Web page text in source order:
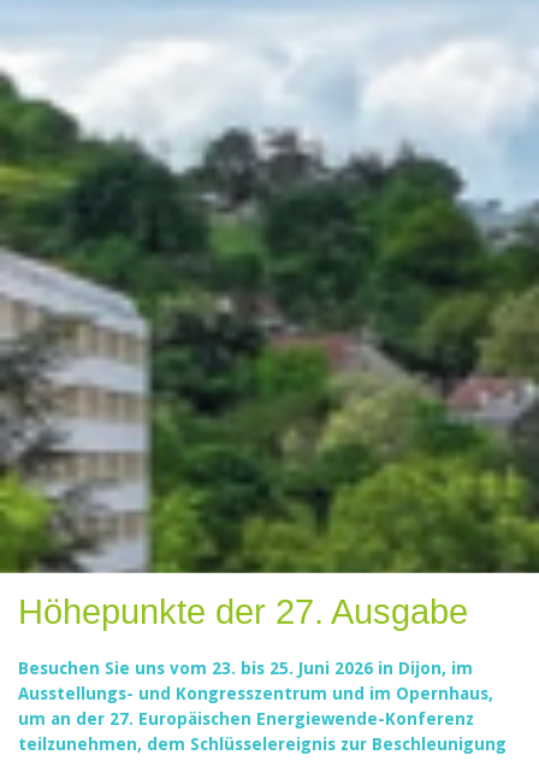
Höhepunkte der 27. Ausgabe
Besuchen Sie uns vom 23. bis 25. Juni 2026 in Dijon, im
Ausstellungs- und Kongresszentrum und im Opernhaus,
um an der 27. Europäischen Energiewende-Konferenz
teilzunehmen, dem Schlüsselereignis zur Beschleunigung